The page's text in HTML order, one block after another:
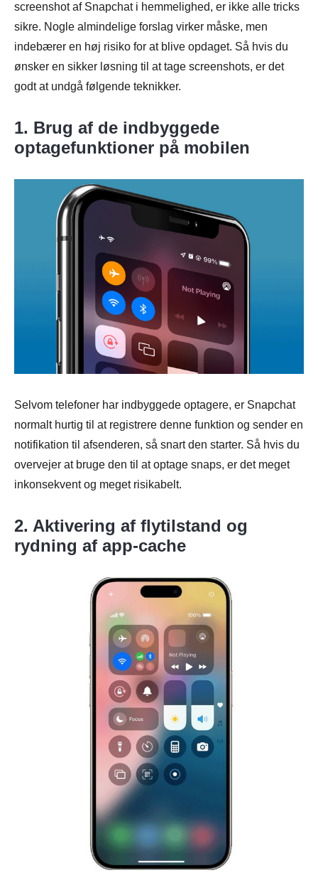
screenshot af Snapchat i hemmelighed, er ikke alle tricks
sikre. Nogle almindelige forslag virker måske, men
indebærer en høj risiko for at blive opdaget. Så hvis du
ønsker en sikker løsning til at tage screenshots, er det
godt at undgå følgende teknikker.
1. Brug af de indbyggede
optagefunktioner på mobilen
Selvom telefoner har indbyggede optagere, er Snapchat
normalt hurtig til at registrere denne funktion og sender en
notifikation til afsenderen, så snart den starter. Så hvis du
overvejer at bruge den til at optage snaps, er det meget
inkonsekvent og meget risikabelt.
2. Aktivering af flytilstand og
rydning af app-cache